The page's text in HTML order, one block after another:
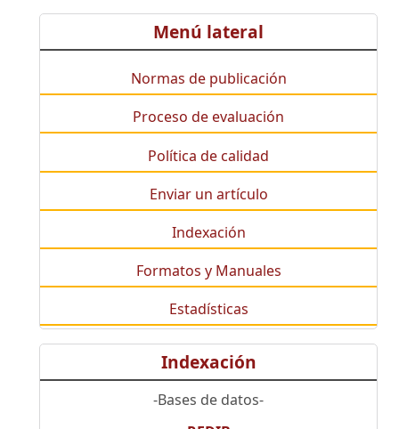
Menú lateral
Normas de publicación
Proceso de evaluación
Política de calidad
Enviar un artículo
Indexación
Formatos y Manuales
Estadísticas
Indexación
-Bases de datos-